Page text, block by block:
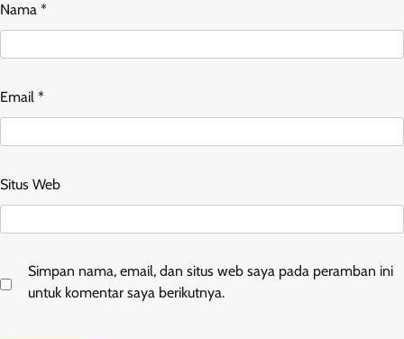
Nama *
Email *
Situs Web
Simpan nama, email, dan situs web saya pada peramban ini
untuk komentar saya berikutnya.